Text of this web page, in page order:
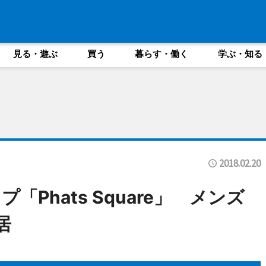
見る・遊ぶ 買う 暮らす・働く 学ぶ・知る
2018.02.20
プ「Phats Square」 メンズ